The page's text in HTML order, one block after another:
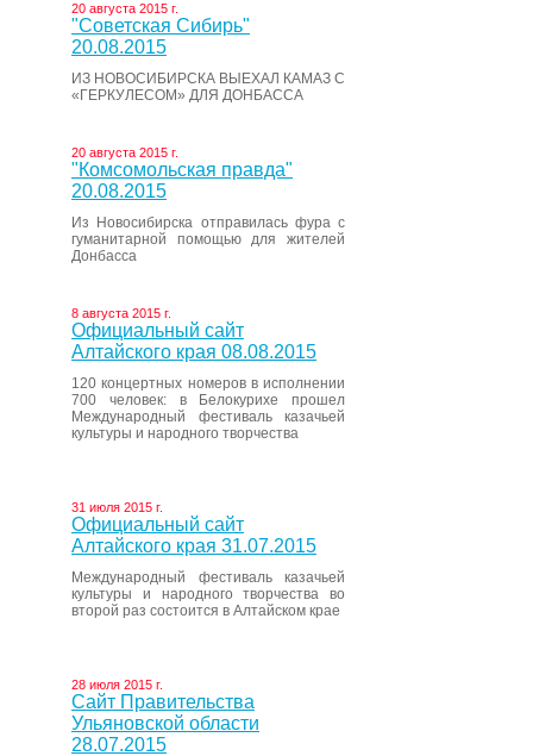
20 августа 2015 г.
"Советская Сибирь"
20.08.2015
ИЗ НОВОСИБИРСКА ВЫЕХАЛ КАМАЗ С
«ГЕРКУЛЕСОМ» ДЛЯ ДОНБАССА
20 августа 2015 г.
"Комсомольская правда"
20.08.2015
Из Новосибирска отправилась фура с
гуманитарной помощью для жителей
Донбасса
8 августа 2015 г.
Официальный сайт
Алтайского края 08.08.2015
120 концертных номеров в исполнении
700 человек: в Белокурихе прошел
Международный фестиваль казачьей
культуры и народного творчества
31 июля 2015 г.
Официальный сайт
Алтайского края 31.07.2015
Международный фестиваль казачьей
культуры и народного творчества во
второй раз состоится в Алтайском крае
28 июля 2015 г.
Сайт Правительства
Ульяновской области
28.07.2015